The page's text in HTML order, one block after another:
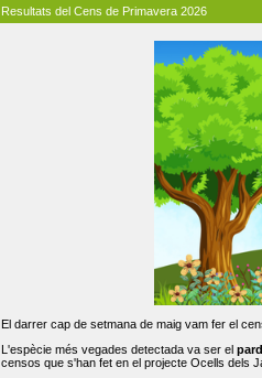
Resultats del Cens de Primavera 2026
El darrer cap de setmana de maig vam fer el
L'espècie més vegades detectada va ser el
censos que s'han fet en el projecte Ocells dels